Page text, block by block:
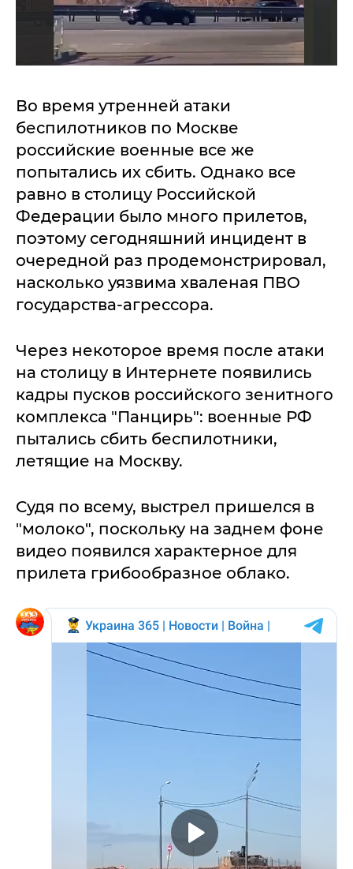
Во время утренней атаки
беспилотников по Москве
российские военные все же
попытались их сбить. Однако все
равно в столицу Российской
Федерации было много прилетов,
поэтому сегодняшний инцидент в
очередной раз продемонстрировал,
насколько уязвима хваленая ПВО
государства-агрессора.
Через некоторое время после атаки
на столицу в Интернете появились
кадры пусков российского зенитного
комплекса "Панцирь": военные РФ
пытались сбить беспилотники,
летящие на Москву.
Судя по всему, выстрел пришелся в
"молоко", поскольку на заднем фоне
видео появился характерное для
прилета грибообразное облако.